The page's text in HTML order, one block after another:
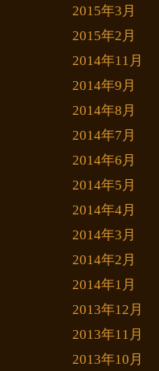
2015年3月
2015年2月
2014年11月
2014年9月
2014年8月
2014年7月
2014年6月
2014年5月
2014年4月
2014年3月
2014年2月
2014年1月
2013年12月
2013年11月
2013年10月